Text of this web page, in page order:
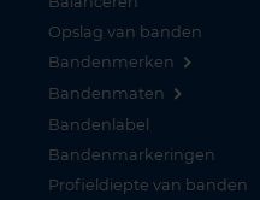
Opslag van banden
Bandenmerken
Bandenmaten
Bandenlabel
Bandenmarkeringen
Profieldiepte van banden